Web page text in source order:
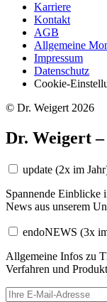
Karriere
Kontakt
AGB
Allgemeine
Impressum
Datenschutz
Cookie-
© Dr. Weigert 2026
Dr. Weigert
update (2x im
Spannende Einblicke
News aus unserem
endoNEWS (3x
Allgemeine Infos zu
Verfahren und